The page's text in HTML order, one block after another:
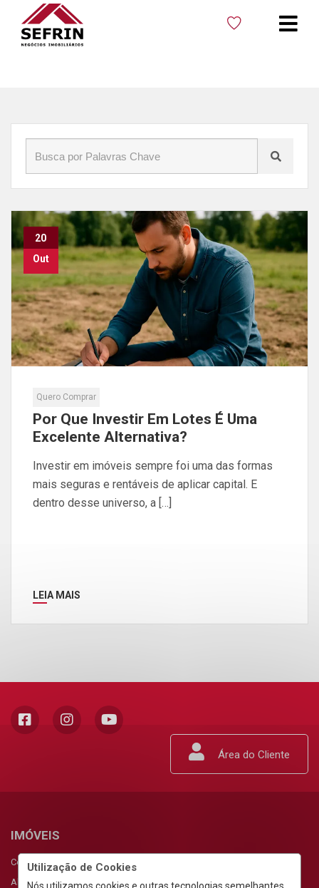
Início»Blog »Investir em lotes
Utilização de Cookies
20
Out
Quero Comprar
Por Que Investir Em Lotes É Uma
Excelente Alternativa?
Investir em imóveis sempre foi uma das formas
mais seguras e rentáveis de aplicar capital. E
dentro desse universo, a […]
LEIA MAIS
Área do Cliente
IMÓVEIS
Comprar
Alugar